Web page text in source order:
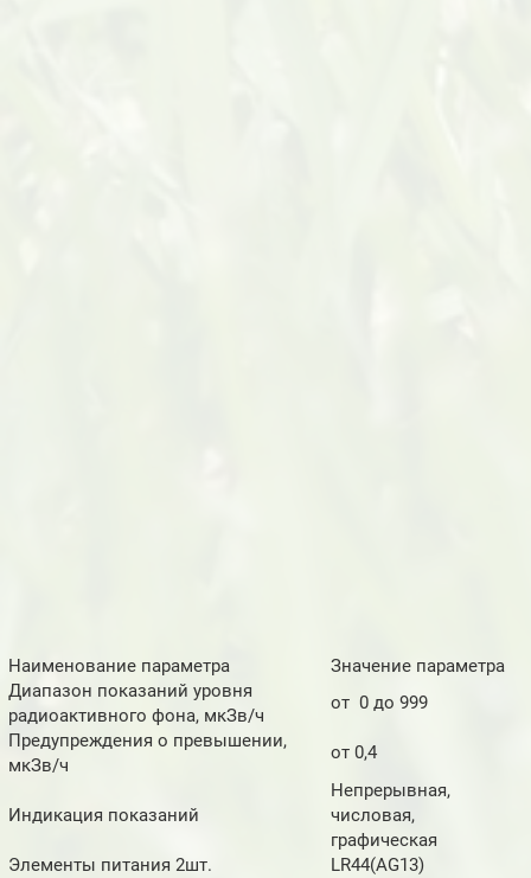
Наименование параметра
Значение параметра
Диапазон показаний уровня
радиоактивного фона, мкЗв/ч
от 0 до 999
Предупреждения о превышении,
мкЗв/ч
от 0,4
Индикация показаний
Непрерывная,
числовая,
графическая
Элементы питания 2шт.
LR44(AG13)